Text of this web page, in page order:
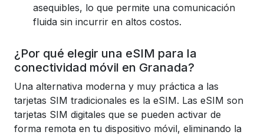
asequibles, lo que permite una comunicación
fluida sin incurrir en altos costos.
¿Por qué elegir una eSIM para la
conectividad móvil en Granada?
Una alternativa moderna y muy práctica a las
tarjetas SIM tradicionales es la eSIM. Las eSIM son
tarjetas SIM digitales que se pueden activar de
forma remota en tu dispositivo móvil, eliminando la